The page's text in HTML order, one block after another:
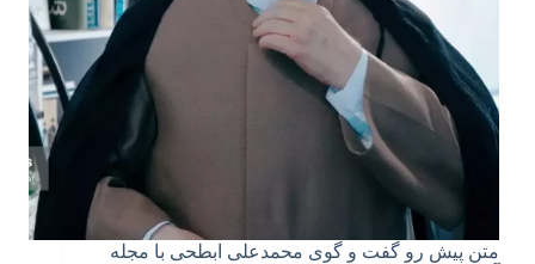
متن پیش رو گفت و گوی محمدعلی ابطحی با مجله